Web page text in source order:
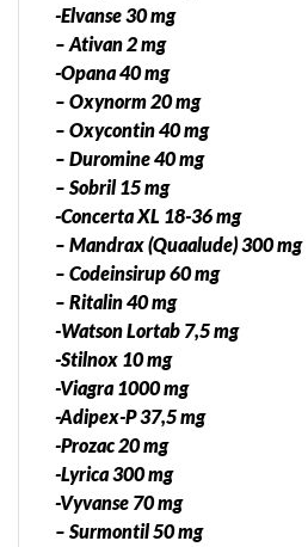
-Elvanse 30 mg
– Ativan 2 mg
-Opana 40 mg
– Oxynorm 20 mg
– Oxycontin 40 mg
– Duromine 40 mg
– Sobril 15 mg
-Concerta XL 18-36 mg
– Mandrax (Quaalude) 300 mg
– Codeinsirup 60 mg
– Ritalin 40 mg
-Watson Lortab 7,5 mg
-Stilnox 10 mg
-Viagra 1000 mg
-Adipex-P 37,5 mg
-Prozac 20 mg
-Lyrica 300 mg
-Vyvanse 70 mg
– Surmontil 50 mg